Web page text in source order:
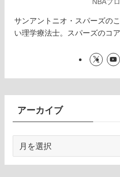
サンアントニオ・スパーズの
い理学療法士。スパーズのコ
アーカイブ
カ